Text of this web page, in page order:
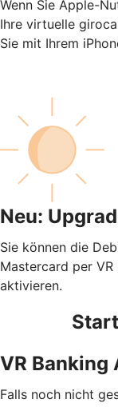
Wenn Sie Apple-
Ihre virtuelle
Sie mit Ihrem
Neu:
Sie können die
Mastercard per
aktivieren.
VR Banking
Falls noch nicht